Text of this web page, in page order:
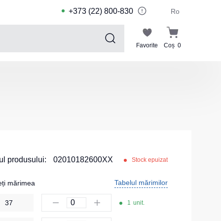
+373 (22) 800-830 Ro
Favorite Coș 0
Pantaloni scurți și leggings sport
Kituri pentru echipe
produsului: 02010182600XX Stock epuizat
mărimea Tabelul mărimilor
37 1 unit.